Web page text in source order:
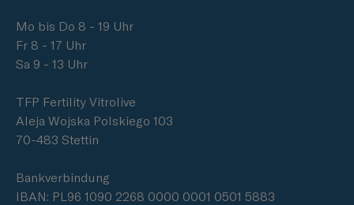
Mo bis Do 8 - 19 Uhr
Fr 8 - 17 Uhr
Sa 9 - 13 Uhr
TFP Fertility Vitrolive
Aleja Wojska Polskiego 103
70-483 Stettin
Bankverbindung
IBAN: PL96 1090 2268 0000 0001 0501 5883